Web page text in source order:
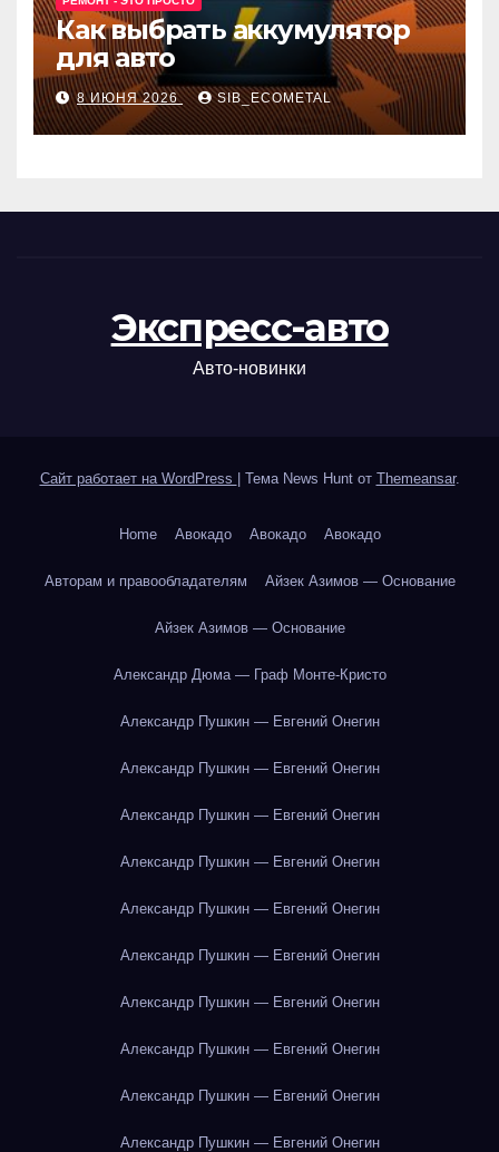
Как выбрать аккумулятор
для авто
8 ИЮНЯ 2026 SIB_ECOMETAL
Экспресс-авто
Авто-новинки
Сайт работает на WordPress Тема News Hunt от Themeansar.
Home Авокадо Авокадо Авокадо
Авторам и правообладателям Айзек Азимов — Основание
Айзек Азимов — Основание
Александр Дюма — Граф Монте-Кристо
Александр Пушкин — Евгений Онегин
Александр Пушкин — Евгений Онегин
Александр Пушкин — Евгений Онегин
Александр Пушкин — Евгений Онегин
Александр Пушкин — Евгений Онегин
Александр Пушкин — Евгений Онегин
Александр Пушкин — Евгений Онегин
Александр Пушкин — Евгений Онегин
Александр Пушкин — Евгений Онегин
Александр Пушкин — Евгений Онегин